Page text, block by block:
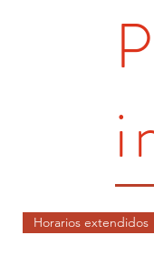
Horarios extendidos